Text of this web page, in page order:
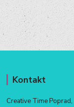
Kontakt
Creative Time Poprad,